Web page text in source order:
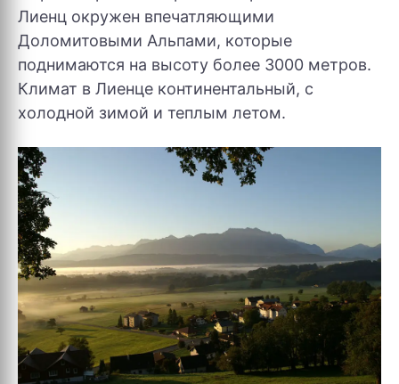
Лиенц окружен впечатляющими
Доломитовыми Альпами, которые
поднимаются на высоту более 3000 метров.
Климат в Лиенце континентальный, с
холодной зимой и теплым летом.